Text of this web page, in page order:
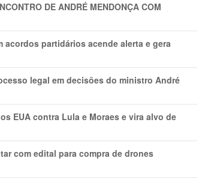
DE ANDRÉ MENDONÇA COM
partidários acende alerta e gera
legal em decisões do ministro André
EUA contra Lula e Moraes e vira alvo de
com edital para compra de drones